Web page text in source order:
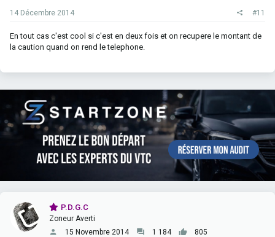
i
n
14 Décembre 2014 #11
En tout cas c'est cool si c'est en deux fois et on recupere le montant de
la caution quand on rend le telephone.
P.D.G.C
Zoneur Averti
15 Novembre 2014
1 184
805